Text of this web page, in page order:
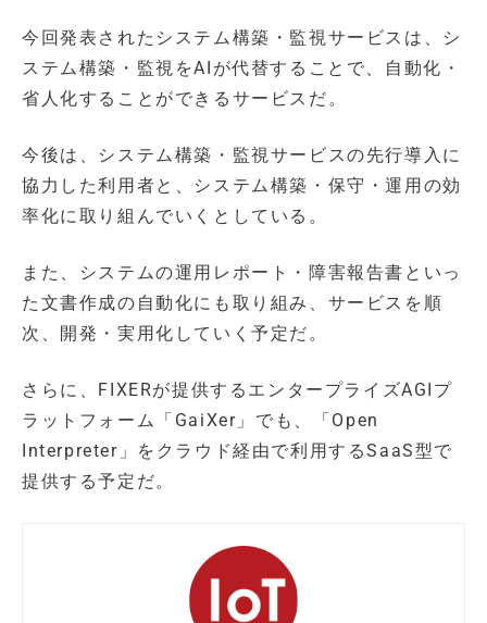
今回発表されたシステム構築・監視サービスは、シ
ステム構築・監視をAIが代替することで、自動化・
省人化することができるサービスだ。
今後は、システム構築・監視サービスの先行導入に
協力した利用者と、システム構築・保守・運用の効
率化に取り組んでいくとしている。
また、システムの運用レポート・障害報告書といっ
た文書作成の自動化にも取り組み、サービスを順
次、開発・実用化していく予定だ。
さらに、FIXERが提供するエンタープライズAGIプ
ラットフォーム「GaiXer」でも、「Open
Interpreter」をクラウド経由で利用するSaaS型で
提供する予定だ。